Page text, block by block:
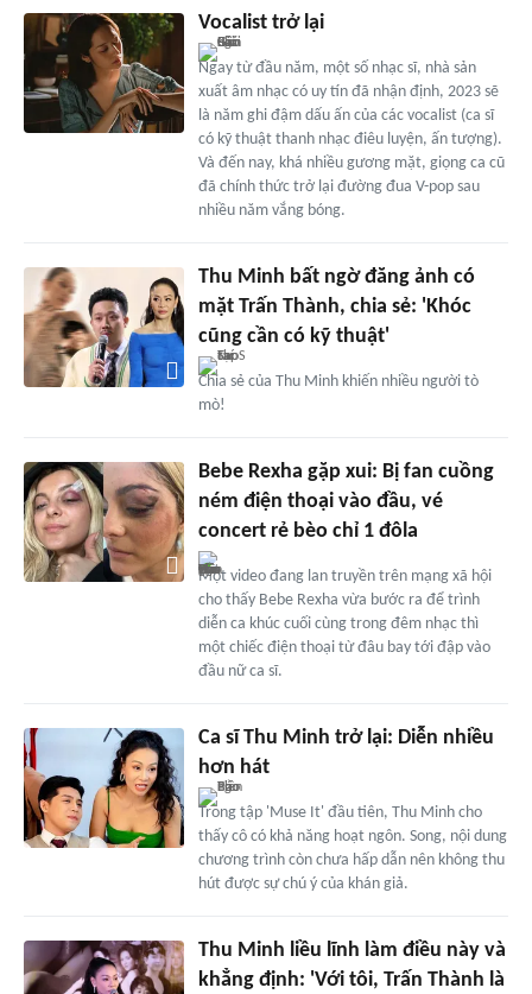
Vocalist trở lại
Ngay từ đầu năm, một số nhạc sĩ, nhà sản
xuất âm nhạc có uy tín đã nhận định, 2023 sẽ
là năm ghi đậm dấu ấn của các vocalist (ca sĩ
có kỹ thuật thanh nhạc điêu luyện, ấn tượng).
Và đến nay, khá nhiều gương mặt, giọng ca cũ
đã chính thức trở lại đường đua V-pop sau
nhiều năm vắng bóng.
Thu Minh bất ngờ đăng ảnh có
mặt Trấn Thành, chia sẻ: 'Khóc
cũng cần có kỹ thuật'
Chia sẻ của Thu Minh khiến nhiều người tò
mò!
Bebe Rexha gặp xui: Bị fan cuồng
ném điện thoại vào đầu, vé
concert rẻ bèo chỉ 1 đôla
Một video đang lan truyền trên mạng xã hội
cho thấy Bebe Rexha vừa bước ra để trình
diễn ca khúc cuối cùng trong đêm nhạc thì
một chiếc điện thoại từ đâu bay tới đập vào
đầu nữ ca sĩ.
Ca sĩ Thu Minh trở lại: Diễn nhiều
hơn hát
Trong tập 'Muse It' đầu tiên, Thu Minh cho
thấy cô có khả năng hoạt ngôn. Song, nội dung
chương trình còn chưa hấp dẫn nên không thu
hút được sự chú ý của khán giả.
Thu Minh liều lĩnh làm điều này và
khẳng định: 'Với tôi, Trấn Thành là